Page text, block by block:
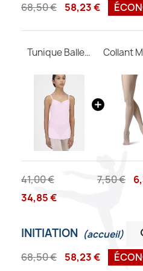
68,50 €
58,23 €
Tunique Ballerine WEAR MOI
41,00 €
34,85 €
7,50 €
INITIATION (accueil)
68,50 €
58,23 €